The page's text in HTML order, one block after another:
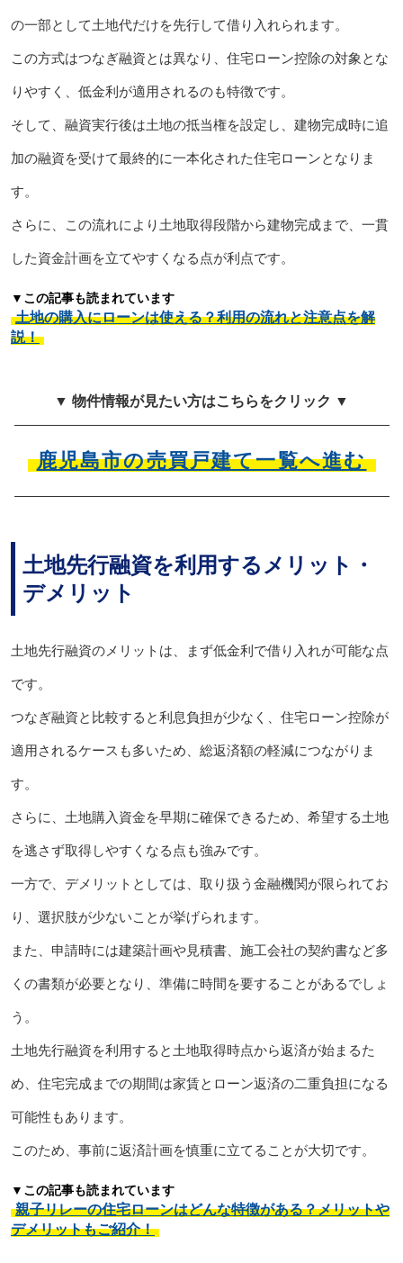
の一部として土地代だけを先行して借り入れられます。
この方式はつなぎ融資とは異なり、住宅ローン控除の対象とな
りやすく、低金利が適用されるのも特徴です。
そして、融資実行後は土地の抵当権を設定し、建物完成時に追
加の融資を受けて最終的に一本化された住宅ローンとなりま
す。
さらに、この流れにより土地取得段階から建物完成まで、一貫
した資金計画を立てやすくなる点が利点です。
▼この記事も読まれています
土地の購入にローンは使える？利用の流れと注意点を解
説！
▼ 物件情報が見たい方はこちらをクリック ▼
鹿児島市の売買戸建て一覧へ進む
土地先行融資を利用するメリット・
デメリット
土地先行融資のメリットは、まず低金利で借り入れが可能な点
です。
つなぎ融資と比較すると利息負担が少なく、住宅ローン控除が
適用されるケースも多いため、総返済額の軽減につながりま
す。
さらに、土地購入資金を早期に確保できるため、希望する土地
を逃さず取得しやすくなる点も強みです。
一方で、デメリットとしては、取り扱う金融機関が限られてお
り、選択肢が少ないことが挙げられます。
また、申請時には建築計画や見積書、施工会社の契約書など多
くの書類が必要となり、準備に時間を要することがあるでしょ
う。
土地先行融資を利用すると土地取得時点から返済が始まるた
め、住宅完成までの期間は家賃とローン返済の二重負担になる
可能性もあります。
このため、事前に返済計画を慎重に立てることが大切です。
▼この記事も読まれています
親子リレーの住宅ローンはどんな特徴がある？メリットや
デメリットもご紹介！